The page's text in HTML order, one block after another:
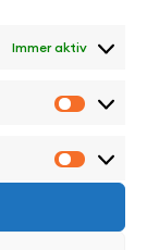
Immer aktiv
Back to Top